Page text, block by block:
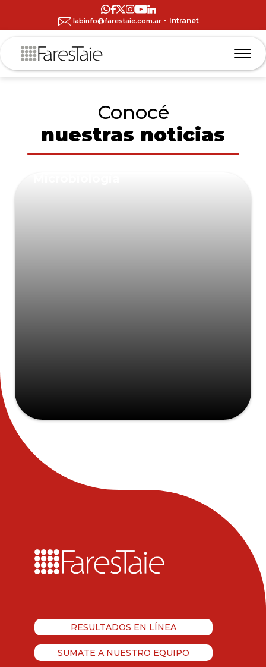
labinfo@farestaie.com.ar - Intranet
Conocé
nuestras noticias
RESULTADOS EN LÍNEA
SUMATE A NUESTRO EQUIPO